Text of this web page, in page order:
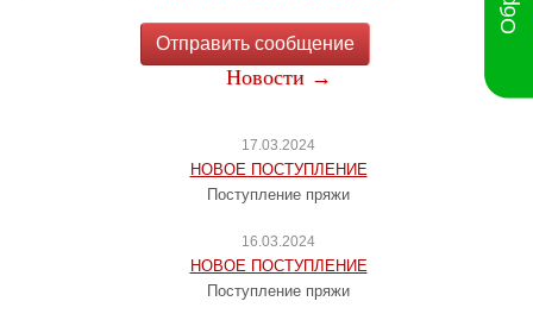
Отправить сообщение
Новости →
17.03.2024
НОВОЕ ПОСТУПЛЕНИЕ
Поступление пряжи
16.03.2024
НОВОЕ ПОСТУПЛЕНИЕ
Поступление пряжи